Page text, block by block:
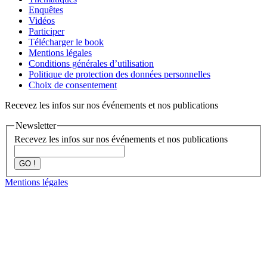
Enquêtes
Vidéos
Participer
Télécharger le book
Mentions légales
Conditions générales d’utilisation
Politique de protection des données personnelles
Choix de consentement
Recevez les infos sur nos événements et nos publications
Newsletter
Recevez les infos sur nos événements et nos publications
GO !
Mentions légales